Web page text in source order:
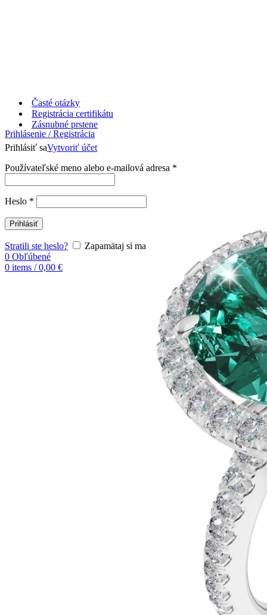
Časté otázky
Registrácia certifikátu
Prihlásenie / Registrácia
Prihlásiť saVytvoriť účet
Používateľské meno alebo e-mailová adresa *
Heslo *
Prihlásiť
Stratili ste heslo?
Zapamätaj si ma
0 Obľúbené
0 items / 0,00 €
Zásnubné prstene